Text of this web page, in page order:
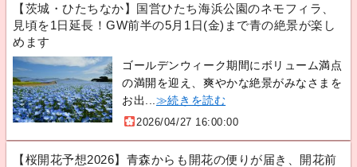
【茨城・ひたちなか】国営ひたち海浜公園のネモフィラ、
見頃を1日延長！GW前半の5月1日(金)まで青の絶景が楽し
めます
ゴールデンウィーク期間にボリューム満点
の満開を迎え、爽やかな絶景がみなさまを
お出... ≫続きを読む
2026/04/27 16:00:00
【桜開花予想2026】青森からも開花の便りが届き、開花前